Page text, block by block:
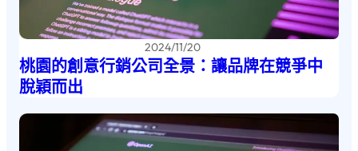
2024/11/20
桃園的創意行銷公司全景：讓品牌在競爭中
脫穎而出